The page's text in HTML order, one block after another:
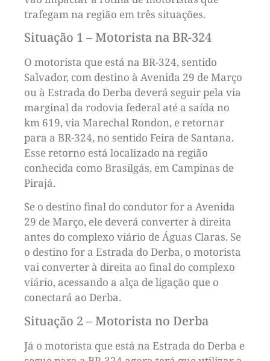
trafegam na região em três situações.
Situação 1 – Motorista na BR-324
O motorista que está na BR-324, sentido
Salvador, com destino à Avenida 29 de Março
ou à Estrada do Derba deverá seguir pela via
marginal da rodovia federal até a saída no
km 619, via Marechal Rondon, e retornar
para a BR-324, no sentido Feira de Santana.
Esse retorno está localizado na região
conhecida como Brasilgás, em Campinas de
Pirajá.
Se o destino final do condutor for a Avenida
29 de Março, ele deverá converter à direita
antes do complexo viário de Águas Claras. Se
o destino for a Estrada do Derba, o motorista
vai converter à direita ao final do complexo
viário, acessando a alça de ligação que o
conectará ao Derba.
Situação 2 – Motorista no Derba
Já o motorista que está na Estrada do Derba e